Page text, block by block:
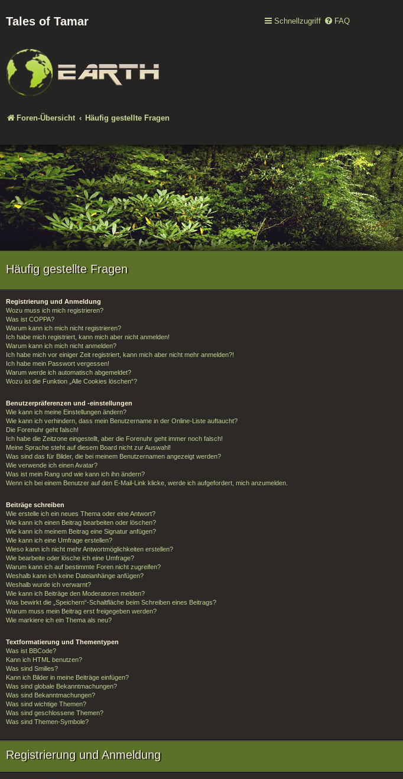
Tales of Tamar Schnellzugriff FAQ
Foren-Übersicht Häufig gestellte Fragen
Häufig gestellte Fragen
Registrierung und Anmeldung
Wozu muss ich mich registrieren?
Was ist COPPA?
Warum kann ich mich nicht registrieren?
Ich habe mich registriert, kann mich aber nicht anmelden!
Warum kann ich mich nicht anmelden?
Ich habe mich vor einiger Zeit registriert, kann mich aber nicht mehr anmelden?!
Ich habe mein Passwort vergessen!
Warum werde ich automatisch abgemeldet?
Wozu ist die Funktion „Alle Cookies löschen“?
Benutzerpräferenzen und -einstellungen
Wie kann ich meine Einstellungen ändern?
Wie kann ich verhindern, dass mein Benutzername in der Online-Liste auftaucht?
Die Forenuhr geht falsch!
Ich habe die Zeitzone eingestellt, aber die Forenuhr geht immer noch falsch!
Meine Sprache steht auf diesem Board nicht zur Auswahl!
Was sind das für Bilder, die bei meinem Benutzernamen angezeigt werden?
Wie verwende ich einen Avatar?
Was ist mein Rang und wie kann ich ihn ändern?
Wenn ich bei einem Benutzer auf den E-Mail-Link klicke, werde ich aufgefordert, mich anzumelden.
Beiträge schreiben
Wie erstelle ich ein neues Thema oder eine Antwort?
Wie kann ich einen Beitrag bearbeiten oder löschen?
Wie kann ich meinem Beitrag eine Signatur anfügen?
Wie kann ich eine Umfrage erstellen?
Wieso kann ich nicht mehr Antwortmöglichkeiten erstellen?
Wie bearbeite oder lösche ich eine Umfrage?
Warum kann ich auf bestimmte Foren nicht zugreifen?
Weshalb kann ich keine Dateianhänge anfügen?
Weshalb wurde ich verwarnt?
Wie kann ich Beiträge den Moderatoren melden?
Was bewirkt die „Speichern“-Schaltfläche beim Schreiben eines Beitrags?
Warum muss mein Beitrag erst freigegeben werden?
Wie markiere ich ein Thema als neu?
Textformatierung und Thementypen
Was ist BBCode?
Kann ich HTML benutzen?
Was sind Smilies?
Kann ich Bilder in meine Beiträge einfügen?
Was sind globale Bekanntmachungen?
Was sind Bekanntmachungen?
Was sind wichtige Themen?
Was sind geschlossene Themen?
Was sind Themen-Symbole?
Registrierung und Anmeldung